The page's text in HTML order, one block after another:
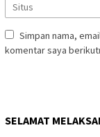
Simpan nama,
komentar saya
SELAMAT